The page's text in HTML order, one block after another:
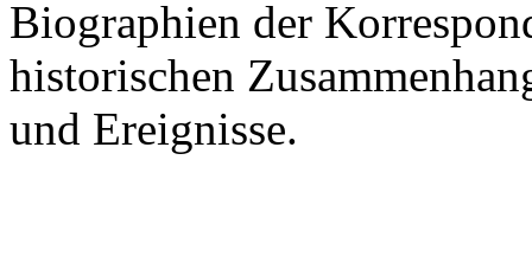
Biographien der
historischen
und Ereignisse.